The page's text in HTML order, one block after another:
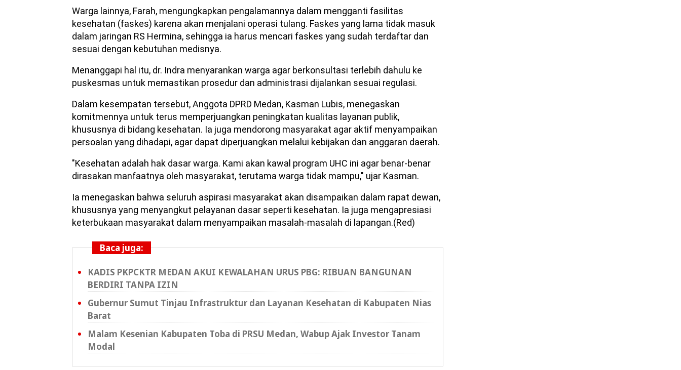
Warga lainnya, Farah, mengungkapkan pengalamannya dalam mengganti fasilitas
kesehatan (faskes) karena akan menjalani operasi tulang. Faskes yang lama tidak masuk
dalam jaringan RS Hermina, sehingga ia harus mencari faskes yang sudah terdaftar dan
sesuai dengan kebutuhan medisnya.
Menanggapi hal itu, dr. Indra menyarankan warga agar berkonsultasi terlebih dahulu ke
puskesmas untuk memastikan prosedur dan administrasi dijalankan sesuai regulasi.
Dalam kesempatan tersebut, Anggota DPRD Medan, Kasman Lubis, menegaskan
komitmennya untuk terus memperjuangkan peningkatan kualitas layanan publik,
khususnya di bidang kesehatan. Ia juga mendorong masyarakat agar aktif menyampaikan
persoalan yang dihadapi, agar dapat diperjuangkan melalui kebijakan dan anggaran daerah.
"Kesehatan adalah hak dasar warga. Kami akan kawal program UHC ini agar benar-benar
dirasakan manfaatnya oleh masyarakat, terutama warga tidak mampu," ujar Kasman.
Ia menegaskan bahwa seluruh aspirasi masyarakat akan disampaikan dalam rapat dewan,
khususnya yang menyangkut pelayanan dasar seperti kesehatan. Ia juga mengapresiasi
keterbukaan masyarakat dalam menyampaikan masalah-masalah di lapangan.(Red)
Baca juga:
KADIS PKPCKTR MEDAN AKUI KEWALAHAN URUS PBG: RIBUAN BANGUNAN
BERDIRI TANPA IZIN
Gubernur Sumut Tinjau Infrastruktur dan Layanan Kesehatan di Kabupaten Nias
Barat
Malam Kesenian Kabupaten Toba di PRSU Medan, Wabup Ajak Investor Tanam
Modal